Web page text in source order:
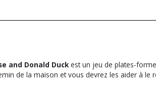
and Donald Duckest un jeu de plates-
de la maison et vous devrez les aider à le